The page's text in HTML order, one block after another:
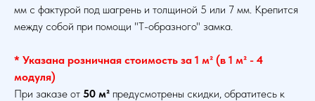
мм с фактурой под шагрень и толщиной 5 или 7 мм. Крепится
между собой при помощи "Т-образного" замка.
* Указана розничная стоимость за 1 м² (в 1 м² - 4
модуля)
При заказе от 50 м² предусмотрены скидки, обратитесь к